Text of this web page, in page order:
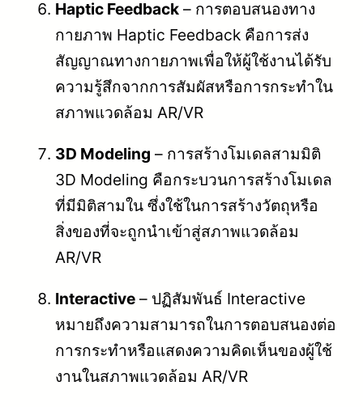
Haptic Feedback – การตอบสนองทาง
กายภาพ Haptic Feedback คือการส่ง
สัญญาณทางกายภาพเพื่อให้ผู้ใช้งานได้รับ
ความรู้สึกจากการสัมผัสหรือการกระทำใน
สภาพแวดล้อม AR/VR
3D Modeling – การสร้างโมเดลสามมิติ
3D Modeling คือกระบวนการสร้างโมเดล
ที่มีมิติสามใน ซึ่งใช้ในการสร้างวัตถุหรือ
สิ่งของที่จะถูกนำเข้าสู่สภาพแวดล้อม
AR/VR
Interactive – ปฏิสัมพันธ์ Interactive
หมายถึงความสามารถในการตอบสนองต่อ
การกระทำหรือแสดงความคิดเห็นของผู้ใช้
งานในสภาพแวดล้อม AR/VR